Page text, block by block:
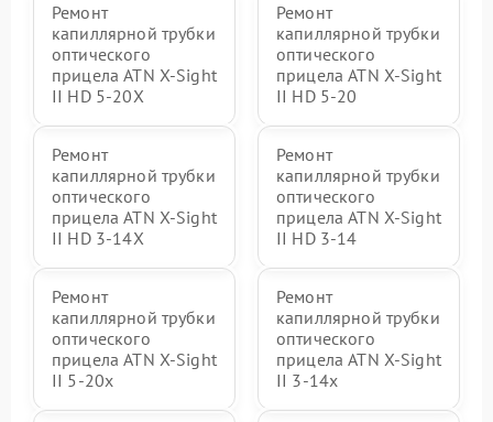
Ремонт
капиллярной трубки
оптического
прицела ATN X-Sight
II HD 5-20X
Ремонт
капиллярной трубки
оптического
прицела ATN X-Sight
II HD 5-20
Ремонт
капиллярной трубки
оптического
прицела ATN X-Sight
II HD 3-14X
Ремонт
капиллярной трубки
оптического
прицела ATN X-Sight
II HD 3-14
Ремонт
капиллярной трубки
оптического
прицела ATN X-Sight
II 5-20x
Ремонт
капиллярной трубки
оптического
прицела ATN X-Sight
II 3-14x